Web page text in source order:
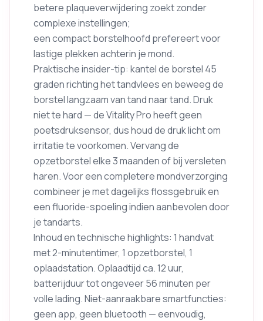
betere plaqueverwijdering zoekt zonder
complexe instellingen;
een compact borstelhoofd prefereert voor
lastige plekken achterin je mond.
Praktische insider-tip: kantel de borstel 45
graden richting het tandvlees en beweeg de
borstel langzaam van tand naar tand. Druk
niet te hard — de Vitality Pro heeft geen
poetsdruksensor, dus houd de druk licht om
irritatie te voorkomen. Vervang de
opzetborstel elke 3 maanden of bij versleten
haren. Voor een completere mondverzorging
combineer je met dagelijks flossgebruik en
een fluoride-spoeling indien aanbevolen door
je tandarts.
Inhoud en technische highlights: 1 handvat
met 2-minutentimer, 1 opzetborstel, 1
oplaadstation. Oplaadtijd ca. 12 uur,
batterijduur tot ongeveer 56 minuten per
volle lading. Niet-aanraakbare smartfuncties:
geen app, geen bluetooth — eenvoudig,